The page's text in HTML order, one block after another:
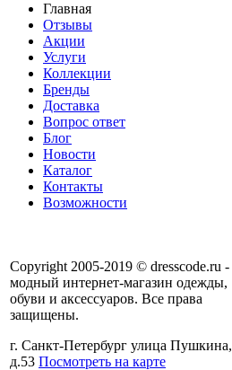
Главная
Отзывы
Акции
Услуги
Коллекции
Бренды
Доставка
Вопрос ответ
Блог
Новости
Каталог
Контакты
Возможности
Copyright 2005-2019 © dresscode.ru -
модный интернет-магазин одежды,
обуви и аксессуаров. Все права
защищены.
г. Санкт-Петербург улица Пушкина,
д.53 Посмотреть на карте